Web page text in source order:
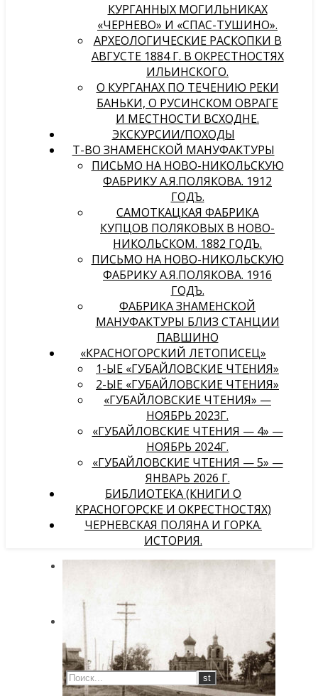
КУРГАННЫХ МОГИЛЬНИКАХ
«ЧЕРНЕВО» И «СПАС-ТУШИНО».
АРХЕОЛОГИЧЕСКИЕ РАСКОПКИ В
АВГУСТЕ 1884 Г. В ОКРЕСТНОСТЯХ
ИЛЬИНСКОГО.
О КУРГАНАХ ПО ТЕЧЕНИЮ РЕКИ
БАНЬКИ, О РУСИНСКОМ ОВРАГЕ
И МЕСТНОСТИ ВСХОДНЕ.
ЭКСКУРСИИ/ПОХОДЫ
Т-ВО ЗНАМЕНСКОЙ МАНУФАКТУРЫ
ПИСЬМО НА НОВО-НИКОЛЬСКУЮ
ФАБРИКУ А.Я.ПОЛЯКОВА. 1912
ГОДЪ.
САМОТКАЦКАЯ ФАБРИКА
КУПЦОВ ПОЛЯКОВЫХ В НОВО-
НИКОЛЬСКОМ. 1882 ГОДЪ.
ПИСЬМО НА НОВО-НИКОЛЬСКУЮ
ФАБРИКУ А.Я.ПОЛЯКОВА. 1916
ГОДЪ.
ФАБРИКА ЗНАМЕНСКОЙ
МАНУФАКТУРЫ БЛИЗ СТАНЦИИ
ПАВШИНО
«КРАСНОГОРСКИЙ ЛЕТОПИСЕЦ»
1-ЫЕ «ГУБАЙЛОВСКИЕ ЧТЕНИЯ»
2-ЫЕ «ГУБАЙЛОВСКИЕ ЧТЕНИЯ»
«ГУБАЙЛОВСКИЕ ЧТЕНИЯ» —
НОЯБРЬ 2023Г.
«ГУБАЙЛОВСКИЕ ЧТЕНИЯ — 4» —
НОЯБРЬ 2024Г.
«ГУБАЙЛОВСКИЕ ЧТЕНИЯ — 5» —
ЯНВАРЬ 2026 Г.
БИБЛИОТЕКА (КНИГИ О
КРАСНОГОРСКЕ И ОКРЕСТНОСТЯХ)
ЧЕРНЕВСКАЯ ПОЛЯНА И ГОРКА.
ИСТОРИЯ.